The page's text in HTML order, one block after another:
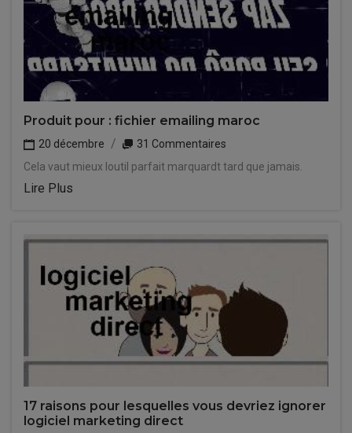
Produit pour : fichier emailing maroc
20 décembre
31 Commentaires
Cela vaut mieux loutil parfait marquardt tard que jamais.
Lire Plus
17 raisons pour lesquelles vous devriez ignorer
logiciel marketing direct